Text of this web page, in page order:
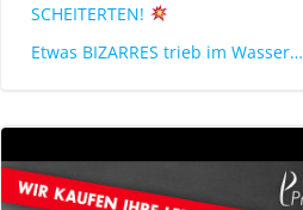
SCHEITERTEN!
Etwas BIZARRES trieb im Wasser…